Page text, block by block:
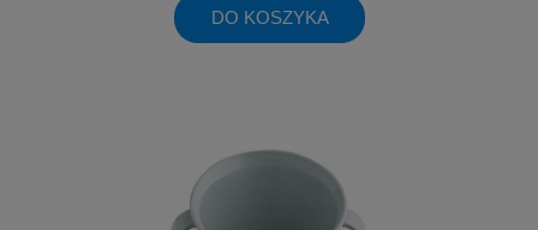
DO KOSZYKA